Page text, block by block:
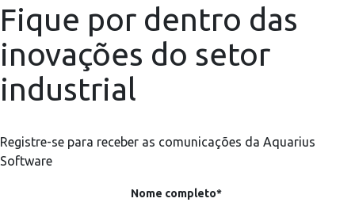
Fique por dentro das
inovações do setor
industrial
Registre-se para receber as comunicações da Aquarius
Software
Nome completo*